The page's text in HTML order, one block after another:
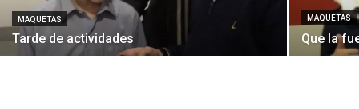
MAQUETAS
Tarde de actividades
MAQUETAS
Que la